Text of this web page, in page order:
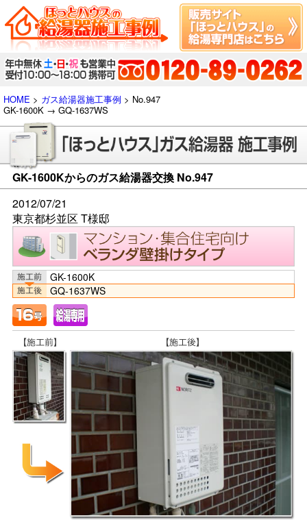
HOME > ガス給湯器施工事例 > No.947
GK-1600K → GQ-1637WS
GK-1600Kからのガス給湯器交換 No.947
2012/07/21
東京都杉並区 T様邸
GK-1600K
GQ-1637WS